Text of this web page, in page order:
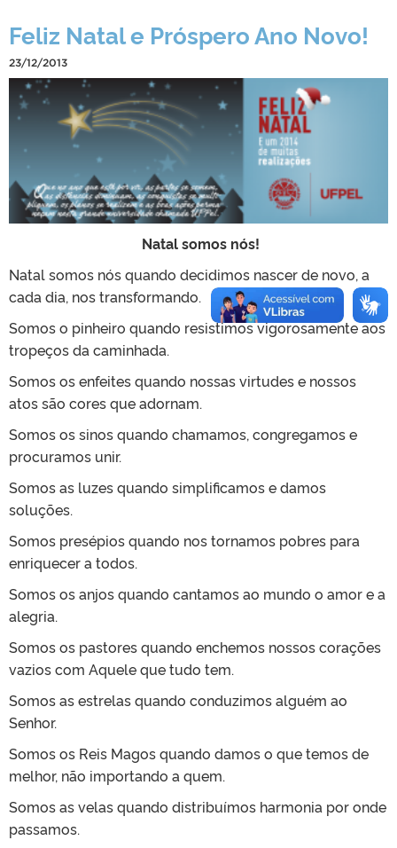
Feliz Natal e Próspero Ano Novo!
23/12/2013
Natal somos nós!
Natal somos nós quando decidimos nascer de novo, a
cada dia, nos transformando.
Somos o pinheiro quando resistimos vigorosamente aos
tropeços da caminhada.
Somos os enfeites quando nossas virtudes e nossos
atos são cores que adornam.
Somos os sinos quando chamamos, congregamos e
procuramos unir.
Somos as luzes quando simplificamos e damos
soluções.
Somos presépios quando nos tornamos pobres para
enriquecer a todos.
Somos os anjos quando cantamos ao mundo o amor e a
alegria.
Somos os pastores quando enchemos nossos corações
vazios com Aquele que tudo tem.
Somos as estrelas quando conduzimos alguém ao
Senhor.
Somos os Reis Magos quando damos o que temos de
melhor, não importando a quem.
Somos as velas quando distribuímos harmonia por onde
passamos.